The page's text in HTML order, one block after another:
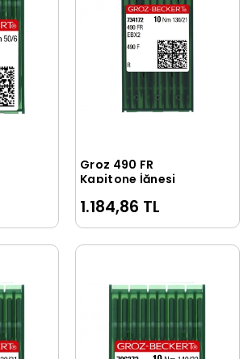
Sepete Ekle
Groz 490 FR
Kapitone İğnesi
1.184,86 TL